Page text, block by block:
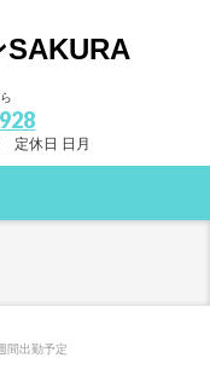
定休日 日月
間出勤予定